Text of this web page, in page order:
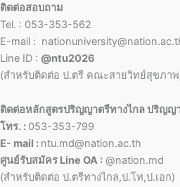
ติดต่อสอบถาม
Tel. : 053-353-562
E-mail :
Line ID : @ntu2026
(สำหรับติดต่อ ป.ตรี คณะสายวิทย์สุขภา
ติดต่อหลักสูตรปริญญาตรีทางไกล ปริญญ
โทร. : 053-353-799
E- mail : ntu.md@nation.ac.th
ศูนย์รับสมัคร Line OA : @nation.md
(สำหรับติดต่อ ป.ตรีทางไกล,ป.โท,ป.เอก)